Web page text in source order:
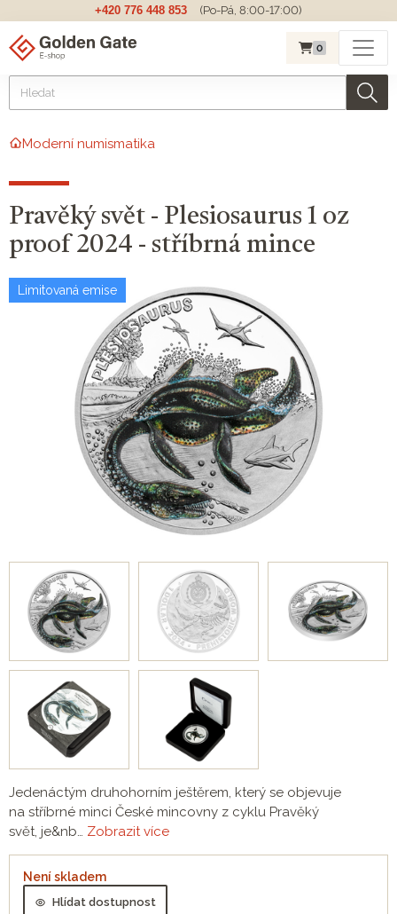
+420 776 448 853 (Po-Pá, 8:00-17:00)
0
Moderní numismatika
Pravěký svět - Plesiosaurus 1 oz
proof 2024 - stříbrná mince
Limitovaná emise
Jedenáctým druhohorním ještěrem, který se objevuje
na stříbrné minci České mincovny z cyklu Pravěký
svět, je&nb… Zobrazit více
Není skladem
Hlídat dostupnost